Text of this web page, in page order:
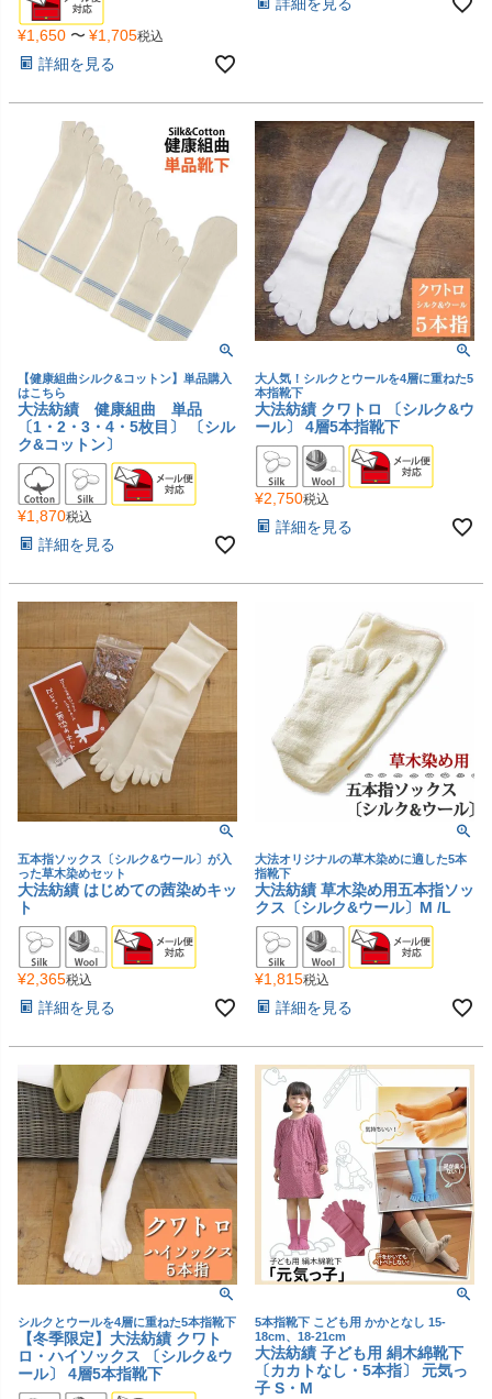
¥1,650 〜 ¥1,705税込
詳細を見る
【健康組曲シルク&コットン】単品購入
はこちら
大法紡績 健康組曲 単品
〔1・2・3・4・5枚目〕 〔シル
ク&コットン〕
¥1,870税込
詳細を見る
大人気！シルクとウールを4層に重ねた5
本指靴下
大法紡績 クワトロ 〔シルク&ウ
ール〕 4層5本指靴下
¥2,750税込
詳細を見る
五本指ソックス〔シルク&ウール〕が入
った草木染めセット
大法紡績 はじめての茜染めキッ
ト
¥2,365税込
詳細を見る
大法オリジナルの草木染めに適した5本
指靴下
大法紡績 草木染め用五本指ソッ
クス〔シルク&ウール〕M /L
¥1,815税込
詳細を見る
シルクとウールを4層に重ねた5本指靴下
【冬季限定】大法紡績 クワト
ロ・ハイソックス 〔シルク&ウ
ール〕 4層5本指靴下
5本指靴下 こども用 かかとなし 15-
18cm、18-21cm
大法紡績 子ども用 絹木綿靴下
〔カカトなし・5本指〕 元気っ
子 S・M